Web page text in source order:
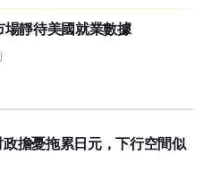
場靜待美國就業數據
擔憂拖累日元，下行空間似